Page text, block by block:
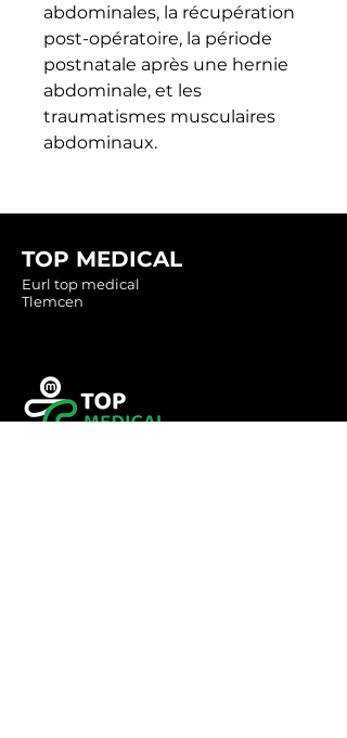
abdominales, la récupération
post-opératoire, la période
postnatale après une hernie
abdominale, et les
traumatismes musculaires
abdominaux.
TOP MEDICAL
Eurl top medical
Tlemcen